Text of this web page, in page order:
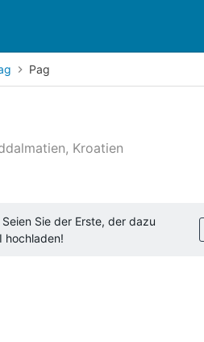
Pag
Kroatien
Sie der Erste, der dazu
hochladen!